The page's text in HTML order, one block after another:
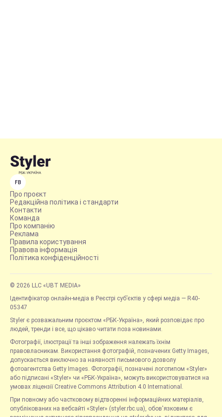
FB
Про проєкт
Редакційна політика і стандарти
Контакти
Команда
Про компанію
Реклама
Правила користування
Правова інформація
Політика конфіденційності
© 2026 LLC «UBT MEDIA»
Ідентифікатор онлайн-медіа в Реєстрі суб’єктів у сфері медіа — R40-
05347
Styler є розважальним проєктом «РБК-Україна», який розповідає про
людей, тренди і все, що цікаво читати поза новинами.
Фотографії, ілюстрації та інші зображення належать їхнім
правовласникам. Використання фотографій, позначених Getty Images,
допускається виключно за наявності письмового дозволу
фотоагентства Getty Images. Фотографії, позначені логотипом «Styler»
або підписані «Styler» чи «РБК-Україна», можуть використовуватися на
умовах ліцензії Creative Commons Attribution 4.0 International.
При повному або частковому відтворенні інформаційних матеріалів,
опублікованих на вебсайті «Styler» (styler.rbc.ua), обов'язковим є